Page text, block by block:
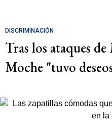
DISCRIMINACIÓN
Tras los ataques
Moche "tuvo